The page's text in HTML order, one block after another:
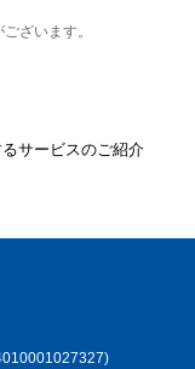
ざいます。
サービスのご紹介